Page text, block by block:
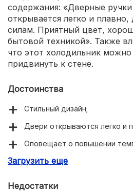
содержания: «Дверные
открывается легко и
силам. Приятный цвет,
бытовой техникой». Также
что этот холодильник
придвинуть к стене.
Достоинства
Стильный дизайн;
Двери открываются легко и
Оповещает о повышении
Соответствует классу
Загрузить еще
Недостатки